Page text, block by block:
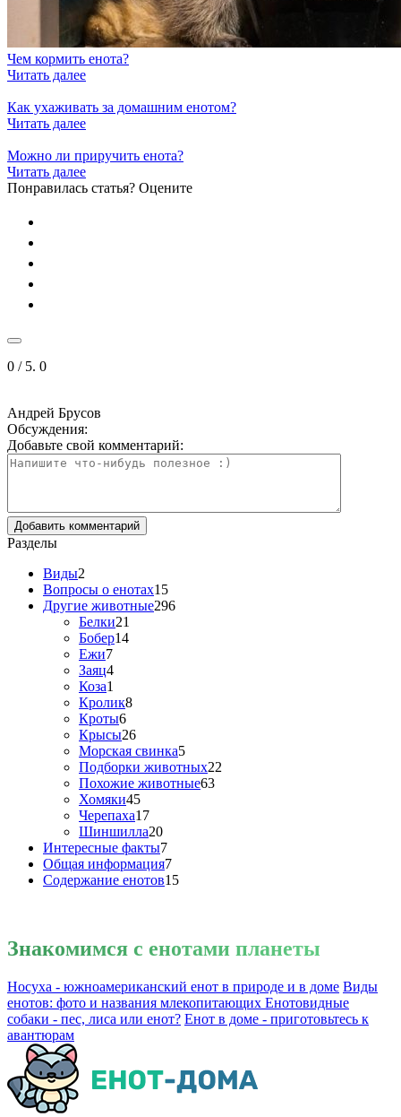
Чем кормить енота?
Читать далее
Как ухаживать за домашним енотом?
Читать далее
Можно ли приручить енота?
Читать далее
Понравилась статья? Оцените
0 / 5. 0
Андрей Брусов
Обсуждения:
Добавьте свой комментарий:
Разделы
Виды2
Вопросы о енотах15
Другие животные296
Белки21
Бобер14
Ежи7
Заяц4
Коза1
Кролик8
Кроты6
Крысы26
Морская свинка5
Подборки животных22
Похожие животные63
Хомяки45
Черепаха17
Шиншилла20
Интересные факты7
Общая информация7
Содержание енотов15
Знакомимся с енотами планеты
Носуха - южноамериканский енот в природе и в доме Виды
енотов: фото и названия млекопитающих Енотовидные
собаки - пес, лиса или енот? Енот в доме - приготовьтесь к
авантюрам